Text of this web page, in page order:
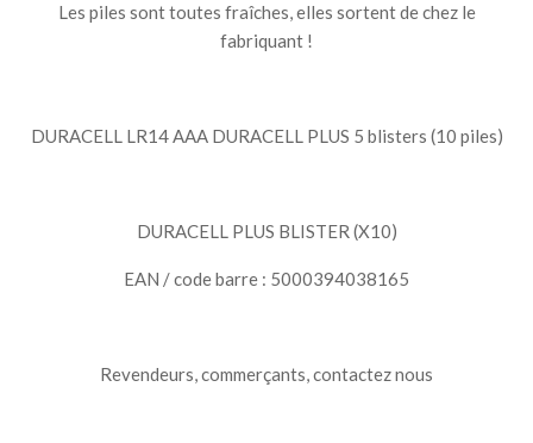
Les piles sont toutes fraîches, elles sortent de chez le
fabriquant !
DURACELL LR14 AAA DURACELL PLUS 5 blisters (10 piles)
DURACELL PLUS BLISTER (X10)
EAN / code barre : 5000394038165
Revendeurs, commerçants, contactez nous